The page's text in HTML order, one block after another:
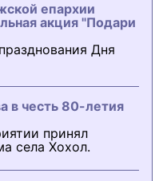
епархии
акция "Подари
Дня
в честь 80-летия
принял
села Хохол.